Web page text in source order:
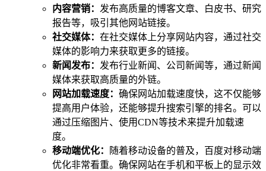
内容营销： 发布高质量的博客文章、白皮书、研究
报告等，吸引其他网站链接。
社交媒体： 在社交媒体上分享网站内容，通过社交
媒体的影响力来获取更多的链接。
新闻发布： 发布行业新闻、公司新闻等，通过新闻
媒体来获取高质量的外链。
网站加载速度： 确保网站加载速度快，这不仅能够
提高用户体验，还能够提升搜索引擎的排名。可以
通过压缩图片、使用CDN等技术来提升加载速
度。
移动端优化：
随着移动设备的普及，百度对移动端
优化非常看重。确保网站在手机和平板上的显示效